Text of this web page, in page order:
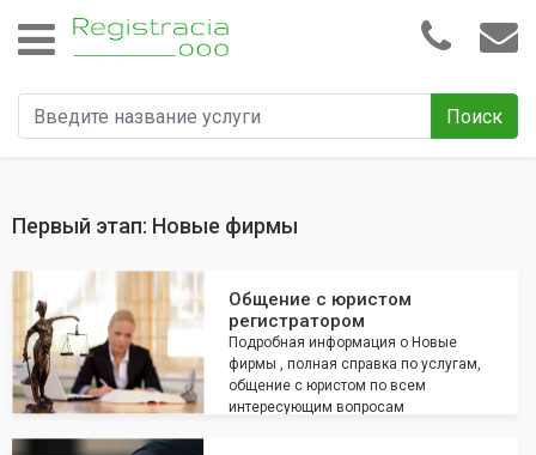
Поиск
Первый этап: Новые фирмы
Общение с юристом
регистратором
Подробная информация о Новые
фирмы , полная справка по услугам,
общение с юристом по всем
интересующим вопросам